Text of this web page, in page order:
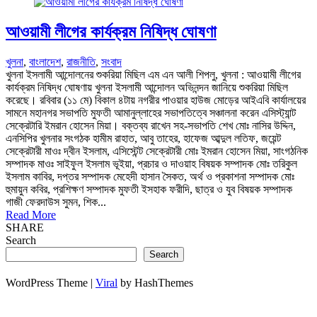
আওয়ামী লীগের কার্যক্রম নিষিদ্ধ ঘোষণা
খুলনা, বাংলাদেশ, রাজনীতি, সংবাদ
খুলনা ইসলামী আন্দোলনের শুকরিয়া মিছিল এম এন আলী শিপলু, খুলনা : আওয়ামী লীগের
কার্যক্রম নিষিদ্ধ ঘোষণায় খুলনা ইসলামী আন্দোলন অভিনন্দন জানিয়ে শুকরিয়া মিছিল
করেছে। রবিবার (১১ মে) বিকাল ৪টায় নগরীর পাওয়ার হাউজ মোড়ের আইএবি কার্যালয়ের
সামনে মহানগর সভাপতি মুফতী আমানুল্লাহের সভাপতিত্বে সঞ্চালনা করেন এসিস্ট্যান্ট
সেক্রেটারি ইমরান হোসেন মিয়া। বক্তব্য রাখেন সহ-সভাপতি শেখ মোঃ নাসির উদ্দিন,
এনসিপির খুলনার সংগঠক হামীম রাহাত, আবু তাহের, হাফেজ আব্দুল লতিফ, জয়েন্ট
সেক্রেটারী মাওঃ দ্বীন ইসলাম, এসিস্টেন্ট সেক্রেটারী মোঃ ইমরান হোসেন মিয়া, সাংগঠনিক
সম্পাদক মাওঃ সাইফুল ইসলাম ভূইয়া, প্রচার ও দাওয়াহ বিষয়ক সম্পাদক মোঃ তরিকুল
ইসলাম কাবির, দপ্তর সম্পাদক মেহেদী হাসান সৈকত, অর্থ ও প্রকাশনা সম্পাদক মোঃ
হুমায়ুন কবির, প্রশিক্ষণ সম্পাদক মুফতী ইসহাক ফরীদি, ছাত্র ও যুব বিষয়ক সম্পাদক
গাজী ফেরদাউস সুমন, শিক...
Read More
SHARE
Search
Search
WordPress Theme | Viral by HashThemes